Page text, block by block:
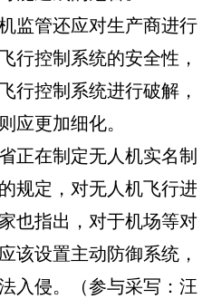
管还应对生产商进行
行控制系统的安全性，
行控制系统进行破解，
应更加细化。
在制定无人机实名制
规定，对无人机飞行进
也指出，对于机场等对
该设置主动防御系统，
入侵。（参与采写：汪